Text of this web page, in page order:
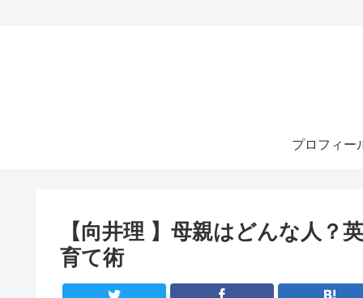
プロフィー
【向井理 】母親はどんな人？
育て術